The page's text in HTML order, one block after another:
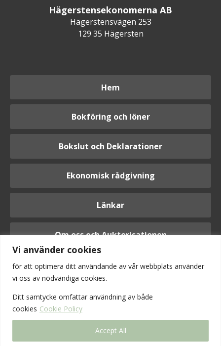
Vi använder cookies
för att optimera ditt användande av vår webbplats använder
vi oss av nödvändiga cookies.
Ditt samtycke omfattar användning av både
cookies Cookie Policy
Accept All
Hägerstensekonomerna AB
Hägerstensvägen 253
129 35 Hägersten
Hem
Bokföring och löner
Bokslut och Deklarationer
Ekonomisk rådgivning
Länkar
Om oss och Auktorisationen
Logga in